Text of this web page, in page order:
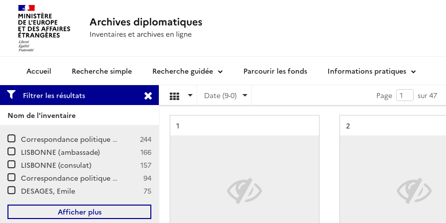
Archives diplomatiquesRecherche simple Recherche guidée Parcourir les fonds Informations pratiques
Filtrer les résultats
Nom de l'inventaire
Correspondance politique / Portugal
244
LISBONNE (ambassade)
166
LISBONNE (consulat)
157
Correspondance politique et commerciale (CPCOM) / Z-Europe / Portugal
94
DESAGES, Emile
75
Afficher plus
Date (9-0) Page sur 47
Résultat n°
1 Résultat n°
2